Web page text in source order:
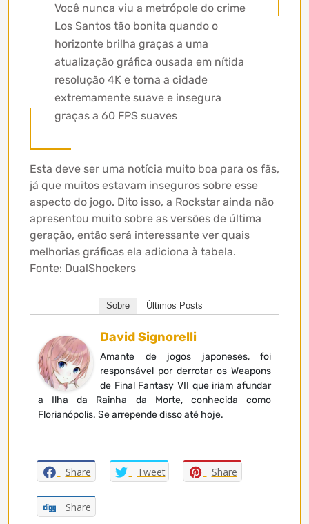
Você nunca viu a metrópole do crime
Los Santos tão bonita quando o
horizonte brilha graças a uma
atualização gráfica ousada em nítida
resolução 4K e torna a cidade
extremamente suave e insegura
graças a 60 FPS suaves
Esta deve ser uma notícia muito boa para os fãs,
já que muitos estavam inseguros sobre esse
aspecto do jogo. Dito isso, a Rockstar ainda não
apresentou muito sobre as versões de última
geração, então será interessante ver quais
melhorias gráficas ela adiciona à tabela.
Fonte: DualShockers
Sobre Últimos Posts
David Signorelli
Amante de jogos japoneses, foi
responsável por derrotar os Weapons
de Final Fantasy VII que iriam afundar
a Ilha da Rainha da Morte, conhecida como
Florianópolis. Se arrepende disso até hoje.
Share Tweet Share
Share